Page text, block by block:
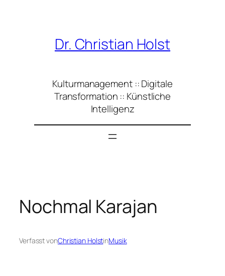
Dr. Christian Holst
Kulturmanagement :: Digitale
Transformation :: Künstliche
Intelligenz
Nochmal Karajan
Verfasst vonChristian HolstinMusik